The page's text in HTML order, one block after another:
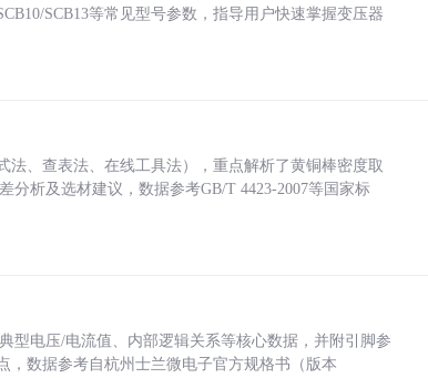
SCB13等常见型号参数，指导用户快速掌握变压器
、查表法、在线工具法），重点解析了黄铜棒密度取
分析及选材建议，数据参考GB/T 4423-2007等国家标
型电压/电流值、内部逻辑关系等核心数据，并附引脚参
，数据参考自杭州士兰微电子官方规格书（版本